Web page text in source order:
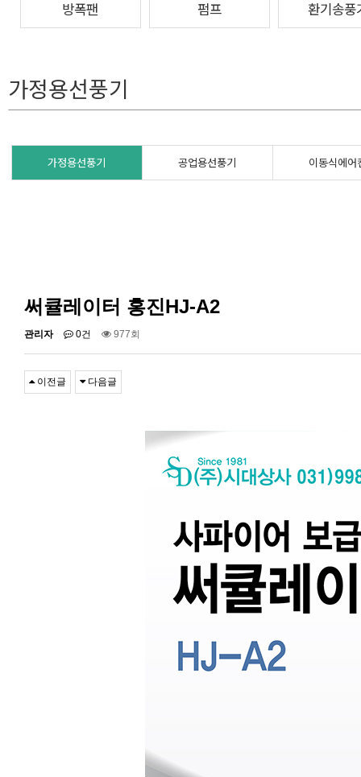
방폭팬 펌프 환기송풍
가정용선풍기
가정용선풍기 공업용선풍기 이동식에어
써큘레이터 홍진HJ-A2
관리자 0건 977회
이전글 다음글